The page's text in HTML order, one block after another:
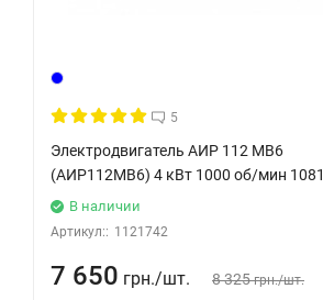
5
Электродвигатель АИР 112 МB6
(АИР112МВ6) 4 кВт 1000 об/мин 1081
В наличии
Артикул:: 1121742
7 650 грн./шт. 8 325 грн./шт.